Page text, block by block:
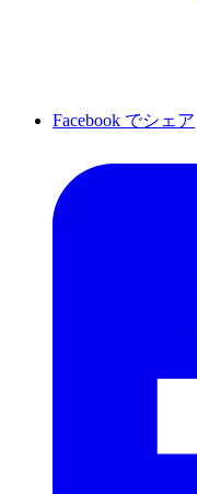
Facebook でシェア